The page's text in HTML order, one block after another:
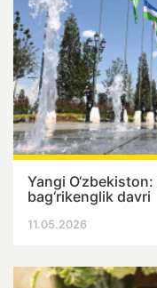
Yangi
bag‘rikenglik davri
11.05.2026